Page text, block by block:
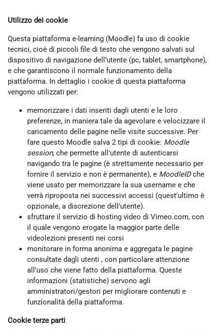
Utilizzo dei cookie
Questa piattaforma e-learning (Moodle) fa uso di cookie
tecnici, cioè di piccoli file di testo che vengono salvati sul
dispositivo di navigazione dell’utente (pc, tablet, smartphone),
e che garantiscono il normale funzionamento della
piattaforma. In dettaglio i cookie di questa piattaforma
vengono utilizzati per:
memorizzare i dati inseriti dagli utenti e le loro
preferenze, in maniera tale da agevolare e velocizzare il
caricamento delle pagine nelle visite successive. Per
fare questo Moodle salva 2 tipi di cookie: Moodle
session, che permette all’utente di autenticarsi
navigando tra le pagine (è strettamente necessario per
fornire il servizio e non è permanente), e MoodleIDche
viene usato per memorizzare la sua username e che
verrà riproposta nei successivi accessi (quest'ultimo è
opzionale, a discrezione dell'utente).
sfruttare il servizio di hosting video di Vimeo.com, con
il quale vengono erogate la maggior parte delle
videolezioni presenti nei corsi
monitorare in forma anonima e aggregata le pagine
consultate dagli utenti , con particolare attenzione
all’uso che viene fatto della piattaforma. Queste
informazioni (statistiche) servono agli
amministratori/gestori per migliorare contenuti e
funzionalità della piattaforma.
Cookie terze parti